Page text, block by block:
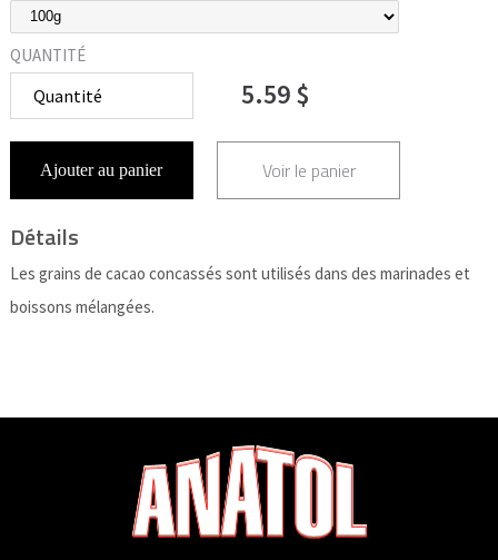
QUANTITÉ
5.59 $
Ajouter au panier Voir le panier
Détails
Les grains de cacao concassés sont utilisés dans des marinades et
boissons mélangées.